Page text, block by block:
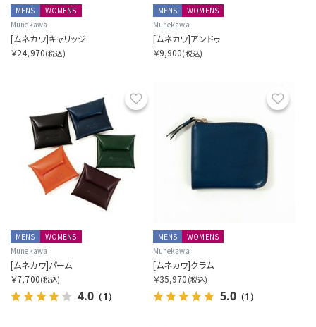
カラーを指定する
価格帯を指定する
サイズを指定する
MENS
WOMENS
Munekawa
[ムネカワ]キャリッジ
￥24,970(税込)
MENS
WOMENS
Munekawa
[ムネカワ]アンドゥ
￥9,900(税込)
お気に入り
MENS
WOMENS
Munekawa
[ムネカワ]パーム
￥7,700(税込)
4.0 （1）
MENS
WOMENS
Munekawa
[ムネカワ]クラム
￥35,970 (税込)
5.0（1）